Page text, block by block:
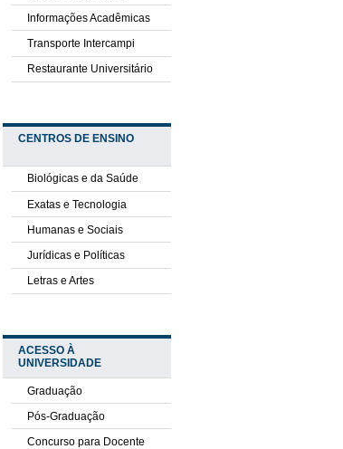
Informações Acadêmicas
Transporte Intercampi
Restaurante Universitário
CENTROS DE ENSINO
Biológicas e da Saúde
Exatas e Tecnologia
Humanas e Sociais
Jurídicas e Políticas
Letras e Artes
ACESSO À
UNIVERSIDADE
Graduação
Pós-Graduação
Concurso para Docente